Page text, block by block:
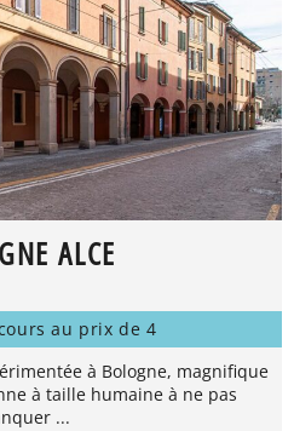
ALCE
au prix de 4
à Bologne, magnifique
à taille humaine à ne pas
...